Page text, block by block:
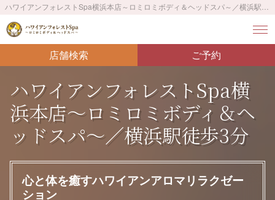
店舗検索 ご予約
ハワイアンフォレストSpa横
浜本店～ロミロミボディ＆ヘ
ッドスパ～／横浜駅徒歩3分
心と体を癒すハワイアンアロマリラクゼー
ション